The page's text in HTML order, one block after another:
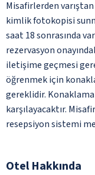
Misafirlerden
kimlik fotokopisi
saat 18 sonrasında
rezervasyon
iletişime geçmesi
öğrenmek için
gereklidir.
karşılayacaktır.
resepsiyon sistemi
Otel Hakkında